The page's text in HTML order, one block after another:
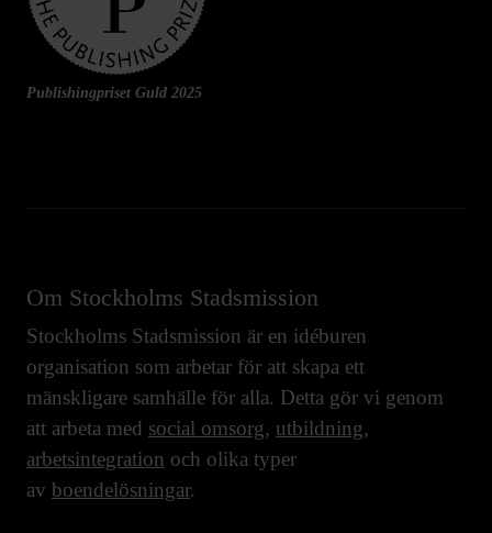
Publishingpriset Guld 2025
Om Stockholms Stadsmission
Stockholms Stadsmission är en idéburen
organisation som arbetar för att skapa ett
mänskligare samhälle för alla. Detta gör vi genom
att arbeta med social omsorg, utbildning,
arbetsintegration och olika typer
av boendelösningar.